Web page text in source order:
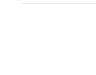
of